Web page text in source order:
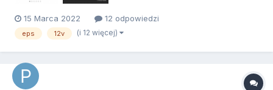
15 Marca 2022 12 odpowiedzi
eps 12v (i 12 więcej)